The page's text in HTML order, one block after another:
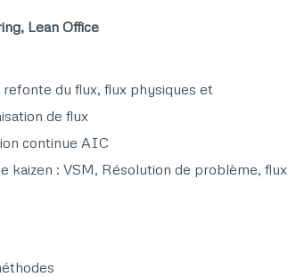
Lean Office​
du flux, flux physiques et
de flux​
continue AIC​
kaizen : VSM, Résolution de problème, flux